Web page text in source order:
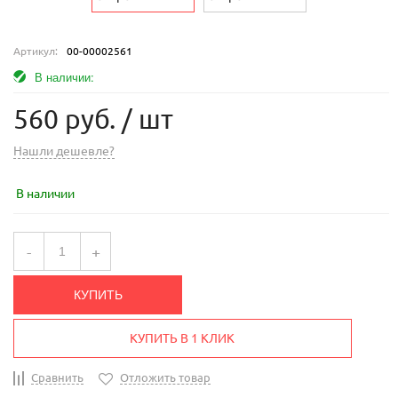
Артикул: 00-00002561
В наличии:
560 руб. / шт
Нашли дешевле?
В наличии
- +
КУПИТЬ
КУПИТЬ В 1 КЛИК
Сравнить Отложить товар